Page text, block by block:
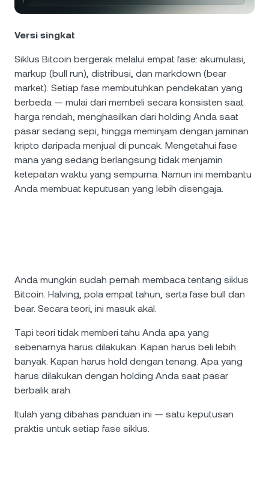
Nexo Card
Klien Privat
Program Loyalitas
Tether USDT
USD Coin USDC
Polkadot DOT 0,60%
XRP XRP 1,93%
Solana SOL
Berita & Wawasan
Pusat Bantuan
Akademi Kekayaan
Versi singkat
Siklus Bitcoin bergerak melalui empat fase: akumulasi,
markup (bull run), distribusi, dan markdown (bear
market). Setiap fase membutuhkan pendekatan yang
berbeda — mulai dari membeli secara konsisten saat
harga rendah, menghasilkan dari holding Anda saat
pasar sedang sepi, hingga meminjam dengan jaminan
kripto daripada menjual di puncak. Mengetahui fase
mana yang sedang berlangsung tidak menjamin
ketepatan waktu yang sempurna. Namun ini membantu
Anda membuat keputusan yang lebih disengaja.
Anda mungkin sudah pernah membaca tentang siklus
Bitcoin. Halving, pola empat tahun, serta fase bull dan
bear. Secara teori, ini masuk akal.
Tapi teori tidak memberi tahu Anda apa yang
sebenarnya harus dilakukan. Kapan harus beli lebih
banyak. Kapan harus hold dengan tenang. Apa yang
harus dilakukan dengan holding Anda saat pasar
berbalik arah.
Itulah yang dibahas panduan ini — satu keputusan
praktis untuk setiap fase siklus.